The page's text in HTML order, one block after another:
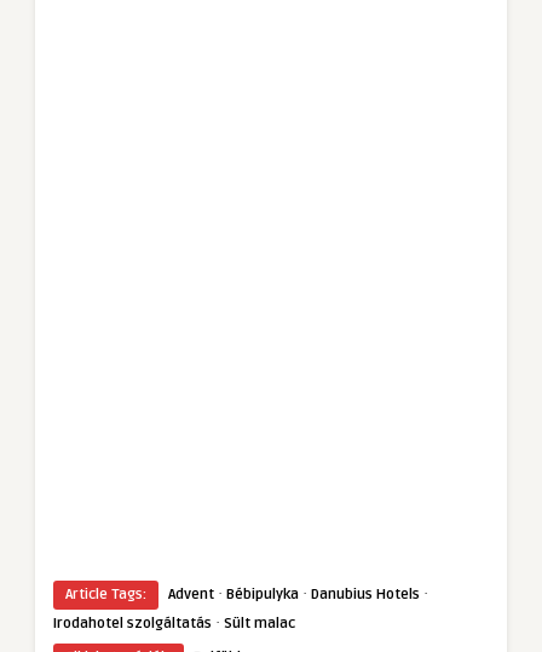
Article Tags: Advent · Bébipulyka · Danubius Hotels ·
Irodahotel szolgáltatás · Sült malac